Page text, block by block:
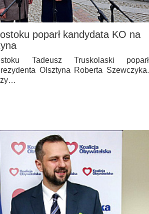
poparł kandydata KO na
Tadeusz Truskolaski poparł
Olsztyna Roberta Szewczyka.